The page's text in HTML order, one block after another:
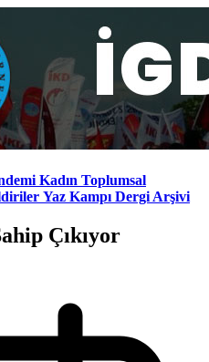
Kadın Toplumsal
Yaz Kampı Dergi Arşivi
Çıkıyor